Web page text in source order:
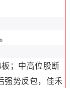
；中高位股断
强势反包，佳禾